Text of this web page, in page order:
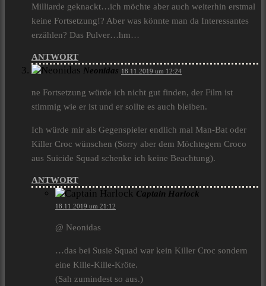
Milliarde geknackt…ich möchte aber auch weiterhin erstmal
keine Fortsetzung!? Aber was könnte man da Interessantes
erzählen? Das Pulver…hm…
ANTWORT
Neonidas 18.11.2019 um 12:24
ne Fortsetzung würde ich nicht gut finden, der Film ist
stimmig wie er ist und er sollte es auch bleiben.
Ich würde mir als Gegenspieler endlich mal Man-Bat oder
Killer Croc wünschen (Sorry aber dem Möchtegern Croco
aus Suicide Squad schenke ich keine Beachtung).
ANTWORT
Captain Harlock
18.11.2019 um 21:12
@ Neonidas
…das bei Susie Squad war kein Killer Croc sondern
eine Kille-Kille-Kröte.
(Sah zumindest so aus.)